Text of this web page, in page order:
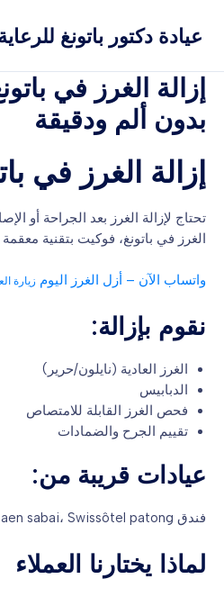
المحتوى
عيادة دكتور باتونغ
إزالة الغرز في
بدون ألم ودقيقة
إزالة الغرز في
تحتاج لإزالة الغرز بعد الجراحة أو
الغرز في باتونغ، فوكيت بتقنية معقمة
واتساب الآن – أزل الغرز اليوم زيارة
نقوم بإزالة:
الغرز العادية (نايلون/حرير)
الدبابيس
فحص الغرز القابلة للامتصاص
تقييم الجرح والضمادات
عيادات قريبة من:
فندق The Kee، Soi saen sabai، Swissôtel patong.
لماذا يختارنا العملاء